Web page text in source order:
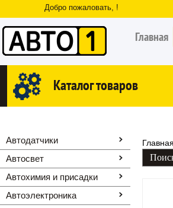
Добро пожаловать, !
Главная
Каталог товаров
Автодатчики
Автосвет
Автохимия и присадки
Автоэлектроника
Главная